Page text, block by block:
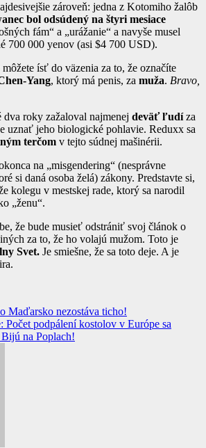
zároveň: jedna z Kotomiho žalôb
bol odsúdený na štyri mesiace
fám“ a „urážanie“ a navyše musel
700 000 yenov (asi $4 700 USD).
ísť do väzenia za to, že označíte
Yang, ktorý má penis, za muža. Bravo,
roky zažaloval najmenej deväť ľudíza
uznať jeho biologické pohlavie. Reduxx sa
terčom v tejto súdnej mašinérii.
na „misgendering“ (nesprávne
si daná osoba želá) zákony. Predstavte si,
kolegu v mestskej rade, ktorý sa narodil
„ženu“.
že bude musieť odstrániť svoj článok o
za to, že ho volajú mužom. Toto je
Svet. Je smiešne, že sa toto deje. A je
Maďarsko nezostáva ticho!
Počet podpálení kostolov v Európe sa
na Poplach!